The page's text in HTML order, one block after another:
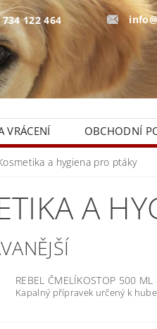
734 122 464
VRÁCENÍ OBCHODNÍ
a hygiena pro ptáky
A
REBEL ČMELÍKOSTOP 500 ML
Kapalný přípravek určený k